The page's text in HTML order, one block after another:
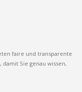
faire und transparente
Sie genau wissen,